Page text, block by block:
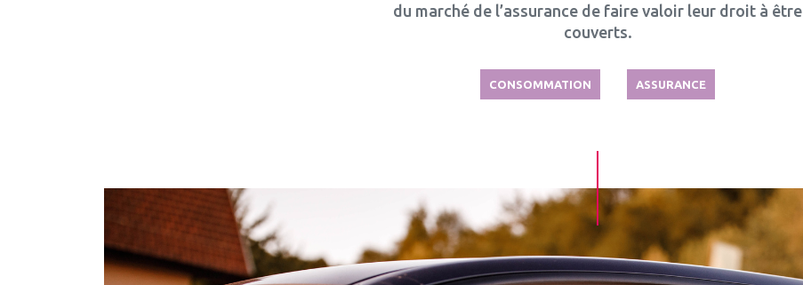
du marché de l’assurance de faire valoir leur droit à être
couverts.
CONSOMMATION ASSURANCE